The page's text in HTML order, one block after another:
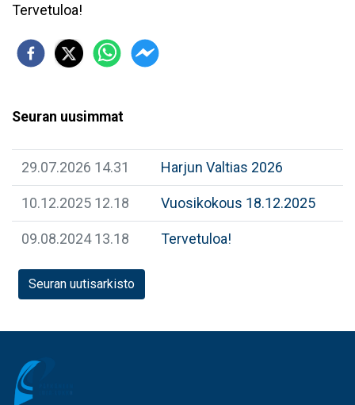
Tervetuloa!
Seuran uusimmat
29.07.2026 14.31 Harjun Valtias 2026
10.12.2025 12.18 Vuosikokous 18.12.2025
09.08.2024 13.18 Tervetuloa!
Seuran uutisarkisto